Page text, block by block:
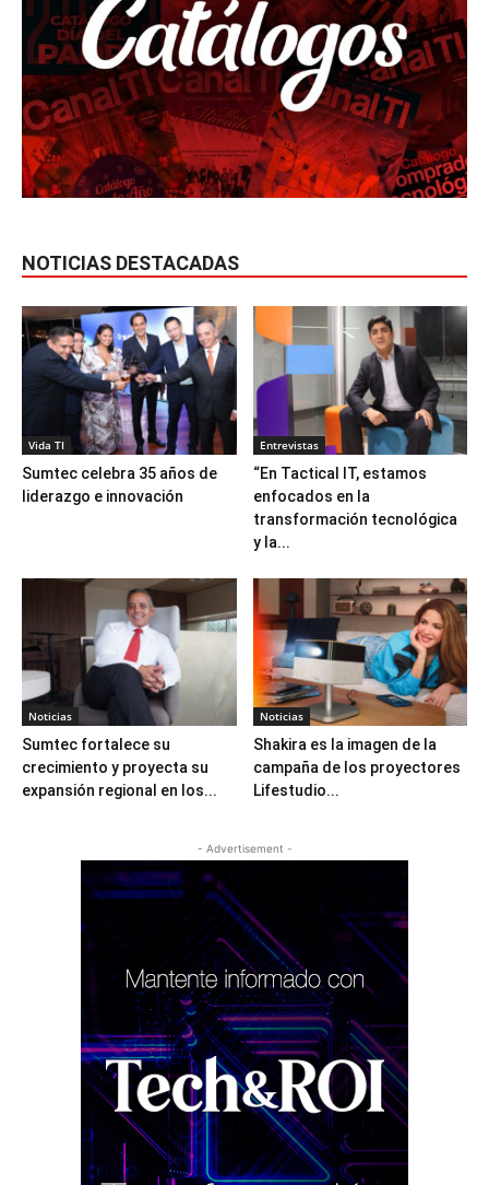
NOTICIAS DESTACADAS
Vida TI
Sumtec celebra 35 años de
liderazgo e innovación
Entrevistas
“En Tactical IT, estamos
enfocados en la
transformación tecnológica
y la...
Noticias
Sumtec fortalece su
crecimiento y proyecta su
expansión regional en los...
Noticias
Shakira es la imagen de la
campaña de los proyectores
Lifestudio...
- Advertisement -